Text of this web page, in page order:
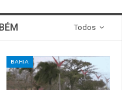
Todos
BAHIA